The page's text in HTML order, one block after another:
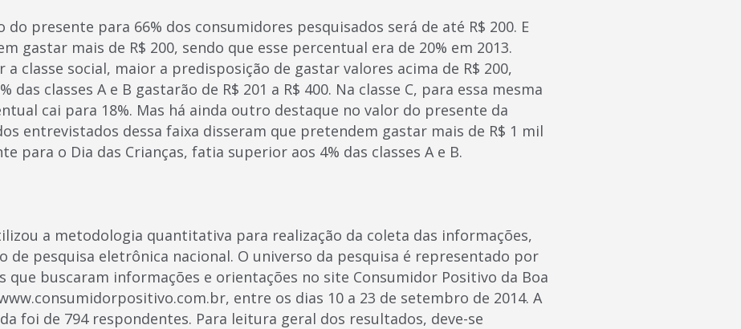
do presente para 66% dos consumidores pesquisados será de até R$ 200. E
gastar mais de R$ 200, sendo que esse percentual era de 20% em 2013.
a classe social, maior a predisposição de gastar valores acima de R$ 200,
das classes A e B gastarão de R$ 201 a R$ 400. Na classe C, para essa mesma
cai para 18%. Mas há ainda outro destaque no valor do presente da
entrevistados dessa faixa disseram que pretendem gastar mais de R$ 1 mil
para o Dia das Crianças, fatia superior aos 4% das classes A e B.
a metodologia quantitativa para realização da coleta das informações,
de pesquisa eletrônica nacional. O universo da pesquisa é representado por
que buscaram informações e orientações no site Consumidor Positivo da Boa
www.consumidorpositivo.com.br, entre os dias 10 a 23 de setembro de 2014. A
foi de 794 respondentes. Para leitura geral dos resultados, deve-se